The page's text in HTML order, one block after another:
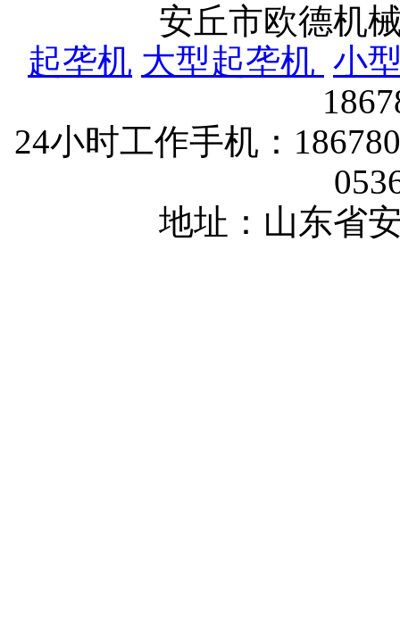
安丘市欧德机
起垄机 大型起垄机 小
24小时工作手机：
地址：山东省